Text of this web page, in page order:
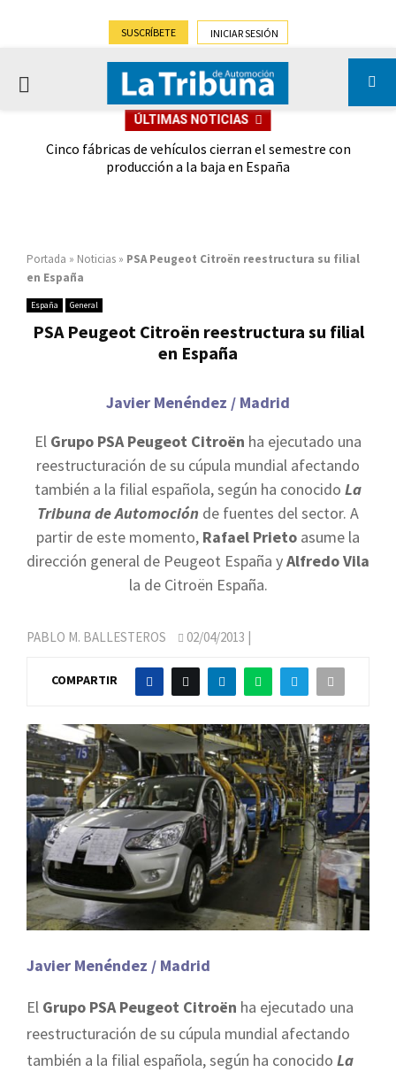
SUSCRÍBETE INICIAR SESIÓN
PRIMARY
ÚLTIMAS NOTICIAS
Cinco fábricas de vehículos cierran el semestre con
producción a la baja en España
Portada » Noticias » PSA Peugeot Citroën reestructura su filial
en España
España General
PSA Peugeot Citroën reestructura su filial
en España
Javier Menéndez / Madrid
El Grupo PSA Peugeot Citroën ha ejecutado una
reestructuración de su cúpula mundial afectando
también a la filial española, según ha conocido La
Tribuna de Automoción de fuentes del sector. A
partir de este momento, Rafael Prieto asume la
dirección general de Peugeot España yAlfredo Vila
la de Citroën España.
PABLO M. BALLESTEROS 02/04/2013 |
COMPARTIR
Javier Menéndez / Madrid
El Grupo PSA Peugeot Citroën ha ejecutado una
reestructuración de su cúpula mundial afectando
también a la filial española, según ha conocido La